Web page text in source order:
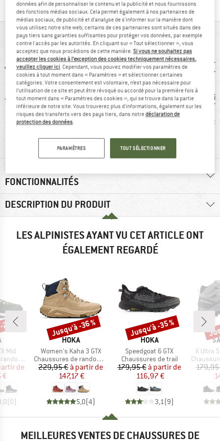
VUE D'ENSEMBLE
GORE-TEX
léger
Sans
FONCTIONNALITÉS
DESCRIPTION DU PRODUIT
LES ALPINISTES AYANT VU CET ARTICLE ONT
ÉGALEMENT REGARDÉ
Mid
réduit
de
€
(0)
%
MARQUE
HOKA
Article
Women's Kaha 3 GTX
Product group
Chaussures de randonnée
Prix
229,95 € Prix réduit
à partir de
147,17 €
5,0(4)
Remise
Jusqu'à -36 %
MARQUE
HOKA
Article
Speedgoat 6 GTX
Product group
Chaussures de trail
Prix
179,95 € Prix réduit
à partir de
116,97 €
3,1 (9)
Remise
Jusqu'à -35 %
Article
X Ultra 5
Product
MEILLEURES VENTES DE CHAUSSURES DE
données afin de personnaliser le contenu et la publicité et nous fournissons
des fonctions médias sociaux. Cela permet également à nos partenaires de
médias sociaux, de publicité et d'analyse de s'informer sur la manière dont
vous utilisez notre site web; certains de ces partenaires sont situés dans des
pays tiers sans garanties suffisantes pour protéger vos données, par exemple
contre l'accès par les autorités. En cliquant sur « Tout sélectionner », vous
acceptez que nous procédions de cette manière.Si vous ne souhaitez pas
accepter les cookies à l’exception des cookies techniquement nécessaires,
veuillez cliquer ici. Cependant, vous pouvez modifier vos paramètres de
cookies à tout moment dans « Paramètres » et sélectionner certaines
catégories. Votre consentement est volontaire, n’est pas nécessaire pour
l’utilisation de ce site et peut être révoqué ou accordé pour la première fois à
tout moment dans « Paramètres des cookies », qui se trouve dans la partie
inférieure de notre site. Vous trouverez plus d'informations, également sur les
risques des transferts vers des pays tiers, dans notredéclaration de
protection des données.
PARAMÈTRES TOUT SÉLECTIONNER